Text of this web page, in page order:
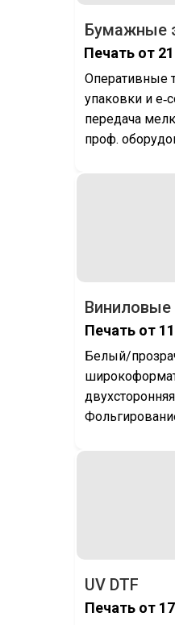
Бумажные
Печать от
Оперативные
упаковки и
передача
проф.
Виниловые
Печать от
Белый/
UV DTF
Печать от